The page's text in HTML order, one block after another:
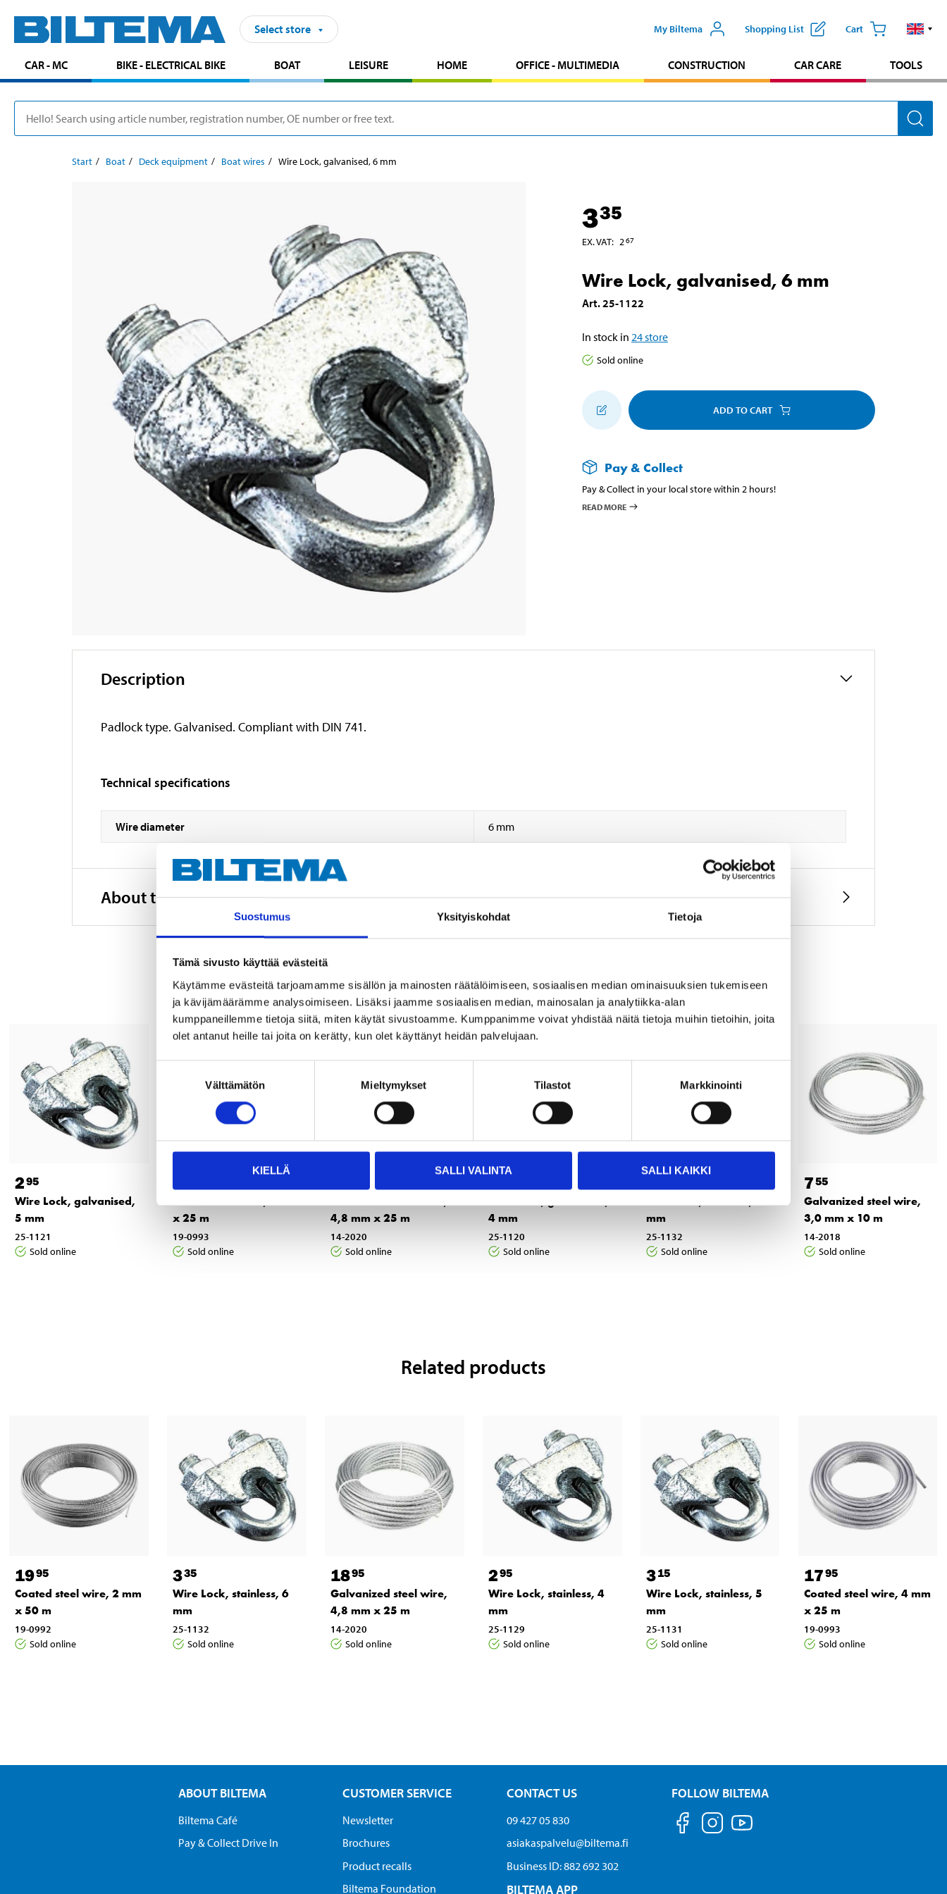
Suostumus Yksityiskohdat Tietoja
Tämä sivusto käyttää evästeitä
Käytämme evästeitä tarjoamamme sisällön ja mainosten räätälöimiseen, sosiaalisen median ominaisuuksien tukemiseen
ja kävijämäärämme analysoimiseen. Lisäksi jaamme sosiaalisen median, mainosalan ja analytiikka-alan
kumppaneillemme tietoja siitä, miten käytät sivustoamme. Kumppanimme voivat yhdistää näitä tietoja muihin tietoihin, joita
olet antanut heille tai joita on kerätty, kun olet käyttänyt heidän palvelujaan.
Välttämätön Mieltymykset Tilastot Markkinointi
KIELLÄ SALLI VALINTA SALLI KAIKKI
Select store My Biltema Shopping List Cart
CAR - MC BIKE - ELECTRICAL BIKE BOAT LEISURE HOME OFFICE - MULTIMEDIA CONSTRUCTION CAR CARE TOOLS
Start Boat Deck equipment Boat wires Wire Lock, galvanised, 6 mm
335
EX. VAT: 267
Wire Lock, galvanised, 6 mm
Art.25-1122
In stock in 24store
Sold online
ADD TO CART
Pay & Collect
Pay & Collect in your local store within 2 hours!
READ MORE
Description
Padlock type. Galvanised. Compliant with DIN 741.
Technical specifications
Wire diameter 6 mm
About the manufacturer
Other customers also bought
295
Wire Lock, galvanised,
5 mm
25-1121
Sold online
17
x 25 m
19-0993
Sold online
4,8 mm x 25 m
14-2020
Sold online
4 mm
25-1120
Sold online
mm
25-1132
Sold online
755
Galvanized steel wire,
3,0 mm x 10 m
14-2018
Sold online
Related products
1995
Coated steel wire, 2 mm
x 50 m
19-0992
Sold online
335
Wire Lock, stainless, 6
mm
25-1132
Sold online
1895
Galvanized steel wire,
4,8 mm x 25 m
14-2020
Sold online
295
Wire Lock, stainless, 4
mm
25-1129
Sold online
315
Wire Lock, stainless, 5
mm
25-1131
Sold online
1795
Coated steel wire, 4 mm
x 25 m
19-0993
Sold online
ABOUT BILTEMA
Biltema Café
Pay & Collect Drive In
CUSTOMER SERVICE
Newsletter
Brochures
Product recalls
Biltema Foundation
CONTACT US
09 427 05 830
asiakaspalvelu@biltema.fi
Business ID:​ 882 692 302
BILTEMA APP
FOLLOW BILTEMA